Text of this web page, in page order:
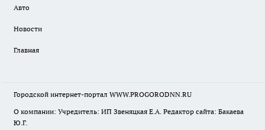
Авто
Новости
Главная
Городской интернет-портал WWW.PROGORODNN.RU
О компании: Учредитель: ИП Звеняцкая Е.А. Редактор сайта: Бакаева
Ю.Г.